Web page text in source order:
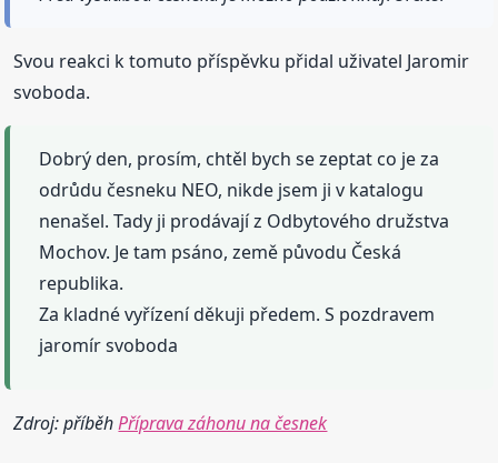
Svou reakci k tomuto příspěvku přidal uživatel Jaromir
svoboda.
Dobrý den, prosím, chtěl bych se zeptat co je za
odrůdu česneku NEO, nikde jsem ji v katalogu
nenašel. Tady ji prodávají z Odbytového družstva
Mochov. Je tam psáno, země původu Česká
republika.
Za kladné vyřízení děkuji předem. S pozdravem
jaromír svoboda
Zdroj: příběhPříprava záhonu na česnek